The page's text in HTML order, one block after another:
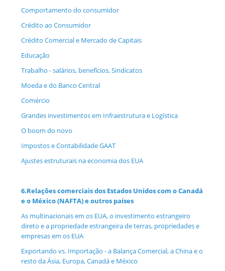
Comportamento do consumidor
Crédito ao Consumidor
Crédito Comercial e Mercado de Capitais
Educação
Trabalho - salários, benefícios, Sindicatos
Moeda e do Banco Central
Comércio
Grandes investimentos em Infraestrutura e Logística
O boom do novo
Impostos e Contabilidade GAAT
Ajustes estruturais na economia dos EUA
6.Relações comerciais dos Estados Unidos com o Canadá
e o México (NAFTA) e outros países
As multinacionais em os EUA, o investimento estrangeiro
direto e a propriedade estrangeira de terras, propriedades e
empresas em os EUA
Exportando vs. Importação - a Balança Comercial, a China e o
resto da Ásia, Europa, Canadá e México